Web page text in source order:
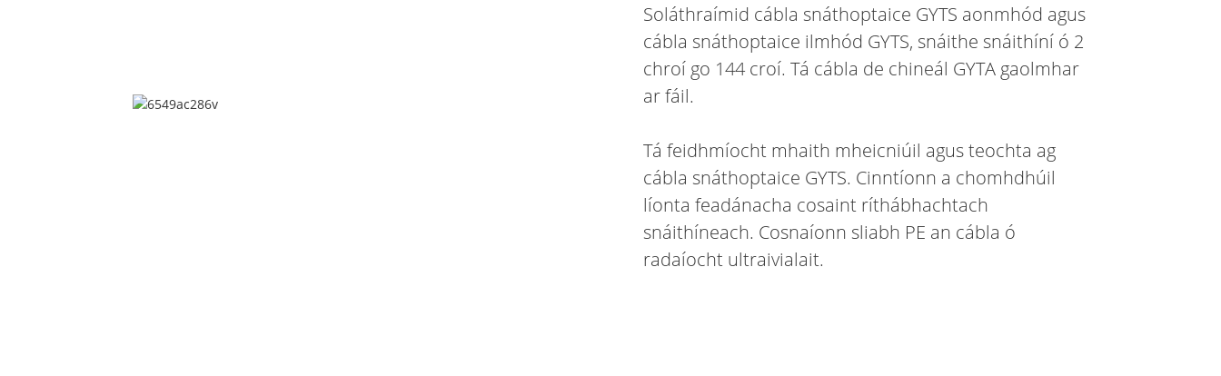
Soláthraímid cábla snáthoptaice GYTS aonmhód agus
cábla snáthoptaice ilmhód GYTS, snáithe snáithíní ó 2
chroí go 144 croí. Tá cábla de chineál GYTA gaolmhar
ar fáil.
Tá feidhmíocht mhaith mheicniúil agus teochta ag
cábla snáthoptaice GYTS. Cinntíonn a chomhdhúil
líonta feadánacha cosaint ríthábhachtach
snáithíneach. Cosnaíonn sliabh PE an cábla ó
radaíocht ultraivialait.